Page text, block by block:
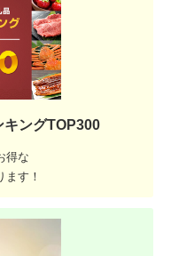
キングTOP300
得な
す！